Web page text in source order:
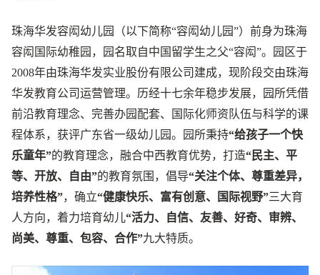
珠海华发容闳幼儿园（以下简称“容闳幼儿园”）前身为珠海
容闳国际幼稚园，园名取自中国留学生之父“容闳”。园区于
2008年由珠海华发实业股份有限公司建成，现阶段交由珠海
华发教育公司运营管理。历经十七余年稳步发展，园所凭借
前沿教育理念、完善办园配套、国际化师资队伍与科学的课
程体系，获评广东省一级幼儿园。园所秉持“给孩子一个快
乐童年”的教育理念，融合中西教育优势，打造“民主、平
等、开放、自由”的教育氛围，倡导“关注个体、尊重差异，
培养性格”，确立“健康快乐、富有创意、国际视野”三大育
人方向，着力培育幼儿“活力、自信、友善、好奇、审辨、
尚美、尊重、包容、合作”九大特质。